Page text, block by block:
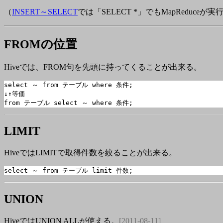
（INSERT～SELECTでは「SELECT *」でもMapReduceが実行
FROMの位置
Hiveでは、FROM句を先頭に持ってくることが出来る。
select ～ from テーブル where 条件;
↓↑等価
from テーブル select ～ where 条件;
LIMIT
HiveではLIMITで取得件数を絞ることが出来る。
select ～ from テーブル limit 件数;
UNION
HiveではUNION ALLが使える。 [2011-08-11]